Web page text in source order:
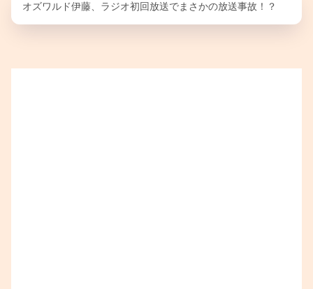
オズワルド伊藤、ラジオ初回放送でまさかの放送事故！？